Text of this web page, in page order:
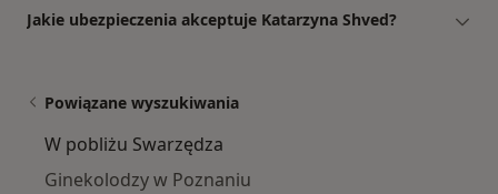
Jakie ubezpieczenia akceptuje Katarzyna Shved?
Powiązane wyszukiwania
W pobliżu Swarzędza
Ginekolodzy w Poznaniu